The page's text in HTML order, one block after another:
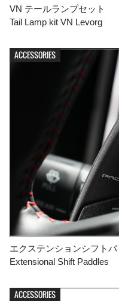
VN テールランプセット
Tail Lamp kit VN Levorg
ACCESSORIES
エクステンションシフト
Extensional Shift Paddles
ACCESSORIES